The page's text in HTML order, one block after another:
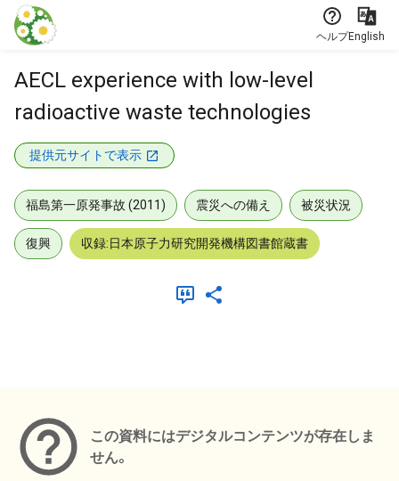
本文に飛ぶ
ヘルプEnglish
AECL experience with low-level
radioactive waste technologies
提供元サイトで表示
福島第一原発事故 (2011) 震災への備え 被災状況
復興 収録:日本原子力研究開発機構図書館蔵書
この資料にはデジタルコンテンツが存在しま
せん。